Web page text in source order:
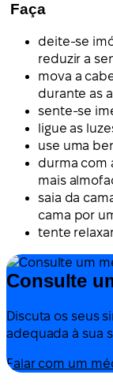
Faça
deite-se
reduzir a
mova a
durante as
sente-se
ligue as
use uma
durma com
mais
saia da
cama por
tente
Consulte
Discuta os seus
adequada à sua
Falar com um